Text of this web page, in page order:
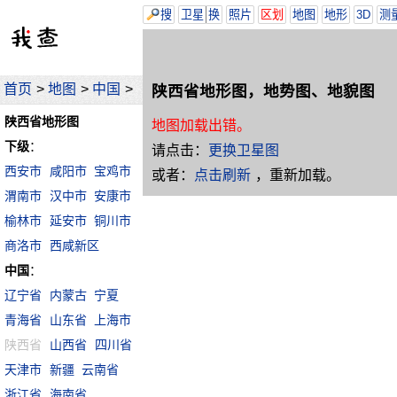
首页 > 地图 > 中国 >
陕西省地形图
下级：
西安市
咸阳市 宝鸡市
渭南市 汉中市 安康市
榆林市 延安市 铜川市
商洛市 西咸新区
中国 ：
辽宁省
内蒙古 宁夏
青海省
山东省
上海市
陕西省
山西省
四川省
天津市 新疆 云南省
搜 卫星 换 照片 区划 地图 地形 3D 测
陕西省地形图，地势图、地貌图
地图加载出错。
请点击：
更换卫星图
或者：
点击刷新 ，重新加载。